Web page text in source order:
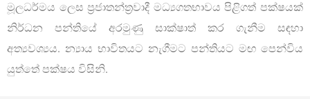
මූලධර්මය ලෙස ප්‍රජාතන්ත්‍රවාදී මධ්‍යගතභාවය පිළිගත් පක්ෂයක්
නිර්ධන පන්තියේ අරමුණු සාක්ෂාත් කර ගැනීම සඳහා
අත්‍යවශ්‍යය. න්‍යාය භාවිතයට නැගීමට පන්තියට මඟ පෙන්විය
යුත්තේ පක්ෂය විසිනි.